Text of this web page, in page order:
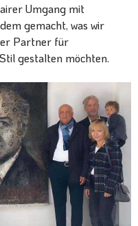
Umgang mit
gemacht, was wir
Partner für
gestalten möchten.